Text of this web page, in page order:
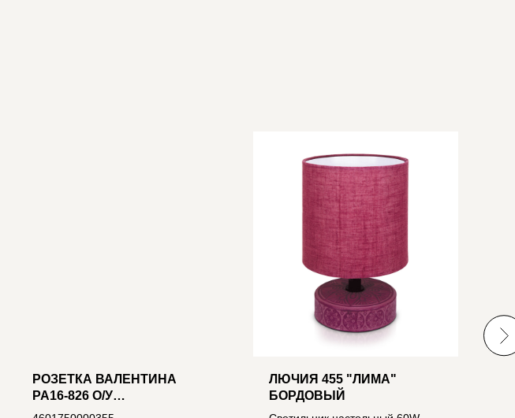
РОЗЕТКА ВАЛЕНТИНА
РА16-826 О/У
ДВУХМЕСТНАЯ С З/К
ЛЮЧИЯ 455 "ЛИМА"
БОРДОВЫЙ